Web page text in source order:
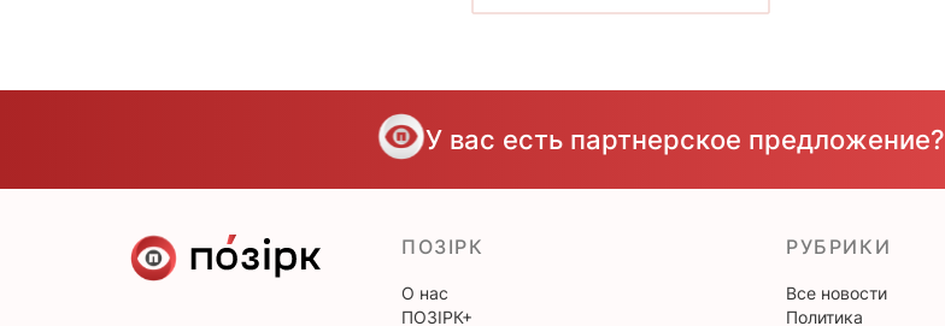
У вас есть партнерское предложение?
ПОЗІРК
О нас
ПОЗІРК+
РУБРИКИ
Все новости
Политика